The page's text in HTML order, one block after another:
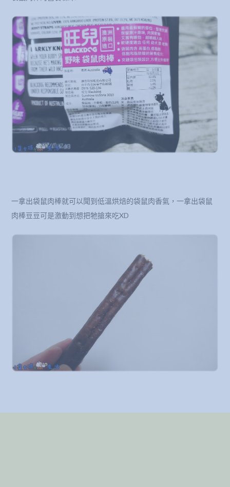
一拿出袋鼠肉棒就可以聞到低溫烘焙的袋鼠肉香氣，一拿出袋鼠
肉棒豆豆可是激動到想把牠搶來吃XD